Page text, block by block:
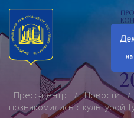
Пресс-центр Новости
познакомились с культурой